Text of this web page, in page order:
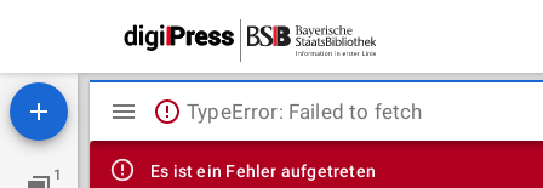
1
Mirador
Viewer
TypeError: Failed to fetch
Es ist ein Fehler aufgetreten